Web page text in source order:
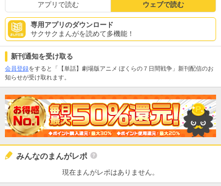
アプリで読む ウェブで読む
専用アプリのダウンロード
サクサクまんがを読めて多機能！
新刊通知を受け取る
会員登録をすると「【単話】劇場版アニメ ぼくらの７日間戦争」新刊配信のお
知らせが受け取れます。
みんなのまんがレポ
現在まんがレポはありません。